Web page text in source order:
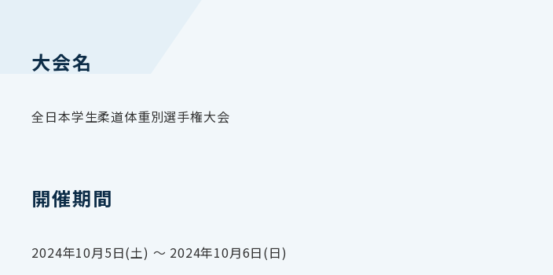
大会名
全日本学生柔道体重別選手権大会
開催期間
2024年10月5日(土) 〜 2024年10月6日(日)